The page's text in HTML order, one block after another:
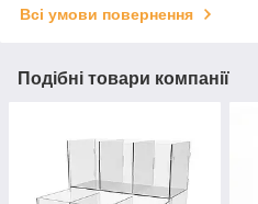
Всі умови повернення
Подібні товари компанії